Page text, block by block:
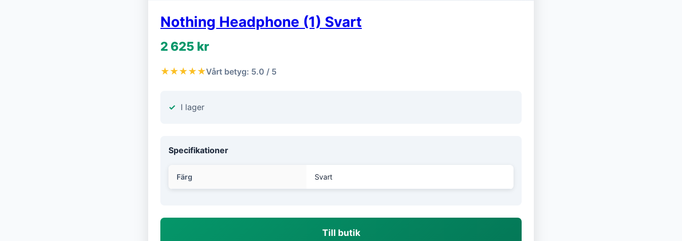
Nothing Headphone (1) Svart
2 625 kr
★★★★★Vårt betyg: 5.0 / 5
I lager
Specifikationer
Färg Svart
Till butik